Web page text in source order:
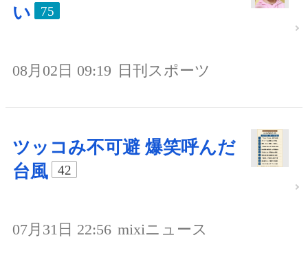
い
75
08月02日 09:19 日刊スポーツ
ツッコみ不可避 爆笑呼んだ
台風
42
07月31日 22:56 mixiニュース